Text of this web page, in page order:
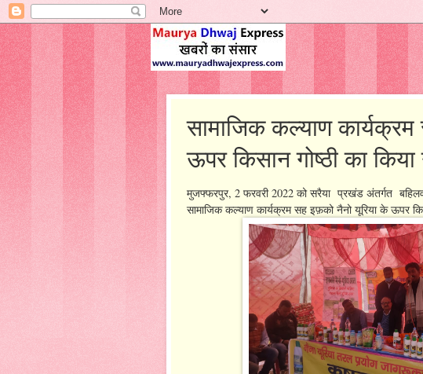
सामाजिक कल्याण
ऊपर किसान गोष्ठी का
मुजफ्फरपुर, 2 फरवरी 2022 को सरैया प्रखंड अंतर्गत
सामाजिक कल्याण कार्यक्रम सह इफ़को नैनो यूरिया के ऊपर